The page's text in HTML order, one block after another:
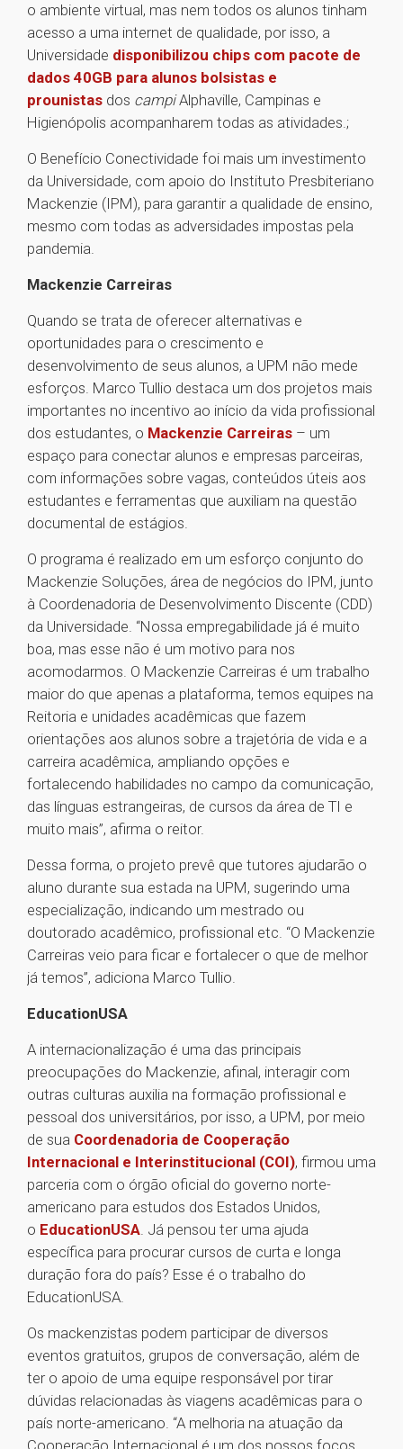
o ambiente virtual, mas nem todos os alunos tinham
acesso a uma internet de qualidade, por isso, a
Universidade disponibilizou chips com pacote de
dados 40GB para alunos bolsistas e
prounistas dos campiAlphaville, Campinas e
Higienópolis acompanharem todas as atividades.;
O Benefício Conectividade foi mais um investimento
da Universidade, com apoio do Instituto Presbiteriano
Mackenzie (IPM), para garantir a qualidade de ensino,
mesmo com todas as adversidades impostas pela
pandemia.
Mackenzie Carreiras
Quando se trata de oferecer alternativas e
oportunidades para o crescimento e
desenvolvimento de seus alunos, a UPM não mede
esforços. Marco Tullio destaca um dos projetos mais
importantes no incentivo ao início da vida profissional
dos estudantes, o Mackenzie Carreiras – um
espaço para conectar alunos e empresas parceiras,
com informações sobre vagas, conteúdos úteis aos
estudantes e ferramentas que auxiliam na questão
documental de estágios.
O programa é realizado em um esforço conjunto do
Mackenzie Soluções, área de negócios do IPM, junto
à Coordenadoria de Desenvolvimento Discente (CDD)
da Universidade. “Nossa empregabilidade já é muito
boa, mas esse não é um motivo para nos
acomodarmos. O Mackenzie Carreiras é um trabalho
maior do que apenas a plataforma, temos equipes na
Reitoria e unidades acadêmicas que fazem
orientações aos alunos sobre a trajetória de vida e a
carreira acadêmica, ampliando opções e
fortalecendo habilidades no campo da comunicação,
das línguas estrangeiras, de cursos da área de TI e
muito mais”, afirma o reitor.
Dessa forma, o projeto prevê que tutores ajudarão o
aluno durante sua estada na UPM, sugerindo uma
especialização, indicando um mestrado ou
doutorado acadêmico, profissional etc. “O Mackenzie
Carreiras veio para ficar e fortalecer o que de melhor
já temos”, adiciona Marco Tullio.
EducationUSA
A internacionalização é uma das principais
preocupações do Mackenzie, afinal, interagir com
outras culturas auxilia na formação profissional e
pessoal dos universitários, por isso, a UPM, por meio
de sua Coordenadoria de Cooperação
Internacional e Interinstitucional (COI), firmou uma
parceria com o órgão oficial do governo norte-
americano para estudos dos Estados Unidos,
o EducationUSA. Já pensou ter uma ajuda
específica para procurar cursos de curta e longa
duração fora do país? Esse é o trabalho do
EducationUSA.
Os mackenzistas podem participar de diversos
eventos gratuitos, grupos de conversação, além de
ter o apoio de uma equipe responsável por tirar
dúvidas relacionadas às viagens acadêmicas para o
país norte-americano. “A melhoria na atuação da